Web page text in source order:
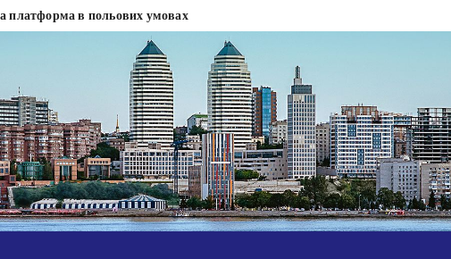
платформа в польових умовах
міськради Дніпра — ЗМІ
нелегального бізнесу, збагатився під час війни — ЗМІ
записали звернення про ситуацію на фронті
Безугла закликає валити Сирського
моду
керівництва армії